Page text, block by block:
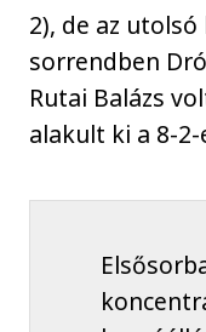
2), de az
sorrendben
Rutai Balázs
alakult ki a 8-